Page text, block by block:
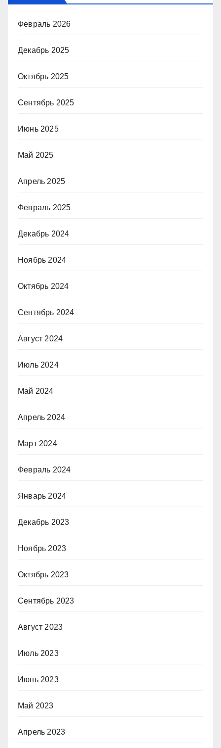
Февраль 2026
Декабрь 2025
Октябрь 2025
Сентябрь 2025
Июнь 2025
Май 2025
Апрель 2025
Февраль 2025
Декабрь 2024
Ноябрь 2024
Октябрь 2024
Сентябрь 2024
Август 2024
Июль 2024
Май 2024
Апрель 2024
Март 2024
Февраль 2024
Январь 2024
Декабрь 2023
Ноябрь 2023
Октябрь 2023
Сентябрь 2023
Август 2023
Июль 2023
Июнь 2023
Май 2023
Апрель 2023